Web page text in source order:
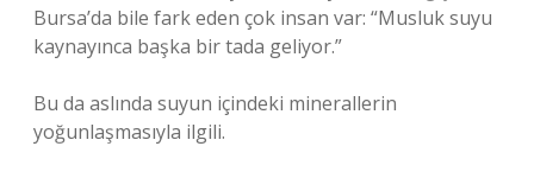
Bursa’da bile fark eden çok insan var: “Musluk suyu
kaynayınca başka bir tada geliyor.”
Bu da aslında suyun içindeki minerallerin
yoğunlaşmasıyla ilgili.